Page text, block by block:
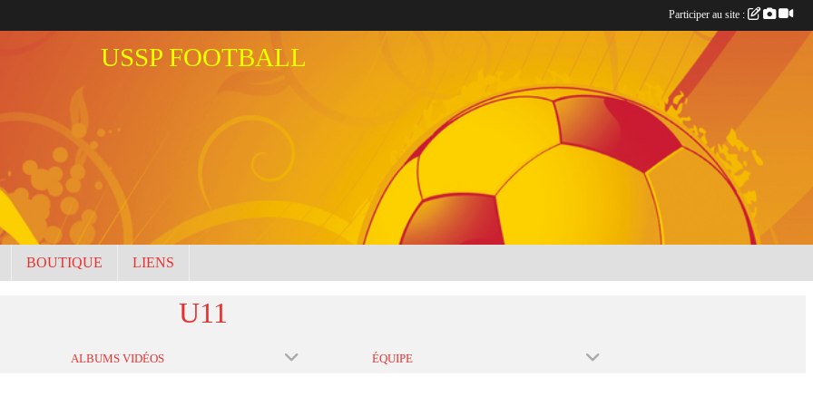
USSP FOOTBALL
BOUTIQUE LIENS
U11
ALBUMS VIDÉOS ÉQUIPE
Participer au site :